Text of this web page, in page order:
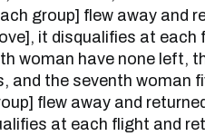
group] flew away and
it disqualifies at each
woman have none left,
and the seventh woman
flew away and
at each flight and